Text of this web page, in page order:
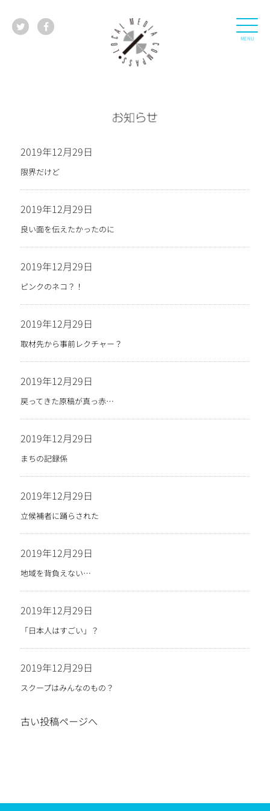
2019年12月29日
限界だけど
2019年12月29日
良い面を伝えたかったのに
2019年12月29日
ピンクのネコ？！
2019年12月29日
取材先から事前レクチャー？
2019年12月29日
戻ってきた原稿が真っ赤…
2019年12月29日
まちの記録係
2019年12月29日
立候補者に踊らされた
2019年12月29日
地域を背負えない…
2019年12月29日
「日本人はすごい」？
2019年12月29日
スクープはみんなのもの？
古い投稿ページへ